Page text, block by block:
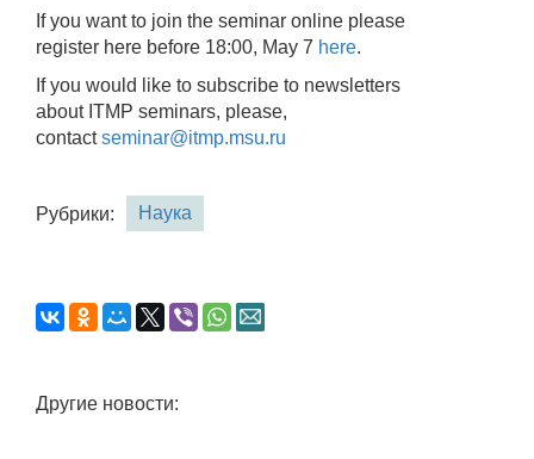
If you want to join the seminar online please
register here before 18:00, May 7 here.
If you would like to subscribe to newsletters
about ITMP seminars, please,
contactseminar@itmp.msu.ru
Рубрики: Наука
Другие новости: